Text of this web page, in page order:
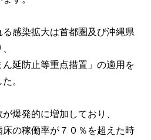
感染拡大は首都圏及び沖縄県
延防止等重点措置」の適用を
。
爆発的に増加しており、
の稼働率が７０％を超えた時